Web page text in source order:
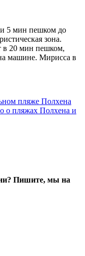
5 мин пешком до
зона.
в 20 мин пешком,
машине. Мирисса в
пляже Полхена
о пляжах Полхена и
Пишите, мы на